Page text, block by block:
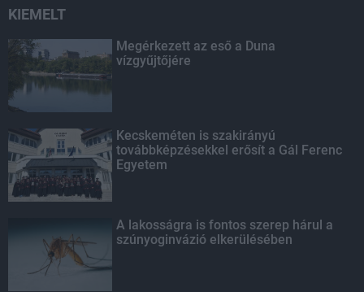
KIEMELT
Megérkezett az eső a Duna
vízgyűjtőjére
Kecskeméten is szakirányú
továbbképzésekkel erősít a Gál Ferenc
Egyetem
A lakosságra is fontos szerep hárul a
szúnyoginvázió elkerülésében